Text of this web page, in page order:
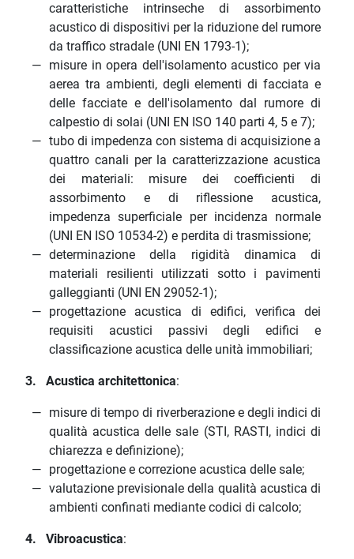
caratteristiche intrinseche di assorbimento
acustico di dispositivi per la riduzione del rumore
da traffico stradale (UNI EN 1793-1);
misure in opera dell'isolamento acustico per via
aerea tra ambienti, degli elementi di facciata e
delle facciate e dell'isolamento dal rumore di
calpestio di solai (UNI EN ISO 140 parti 4, 5 e 7);
tubo di impedenza con sistema di acquisizione a
quattro canali per la caratterizzazione acustica
dei materiali: misure dei coefficienti di
assorbimento e di riflessione acustica,
impedenza superficiale per incidenza normale
(UNI EN ISO 10534-2) e perdita di trasmissione;
determinazione della rigidità dinamica di
materiali resilienti utilizzati sotto i pavimenti
galleggianti (UNI EN 29052-1);
progettazione acustica di edifici, verifica dei
requisiti acustici passivi degli edifici e
classificazione acustica delle unità immobiliari;
3. Acustica architettonica:
misure di tempo di riverberazione e degli indici di
qualità acustica delle sale (STI, RASTI, indici di
chiarezza e definizione);
progettazione e correzione acustica delle sale;
valutazione previsionale della qualità acustica di
ambienti confinati mediante codici di calcolo;
4. Vibroacustica: